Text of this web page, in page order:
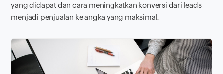
yang didapat dan cara meningkatkan konversi dari leads
menjadi penjualan ke angka yang maksimal.